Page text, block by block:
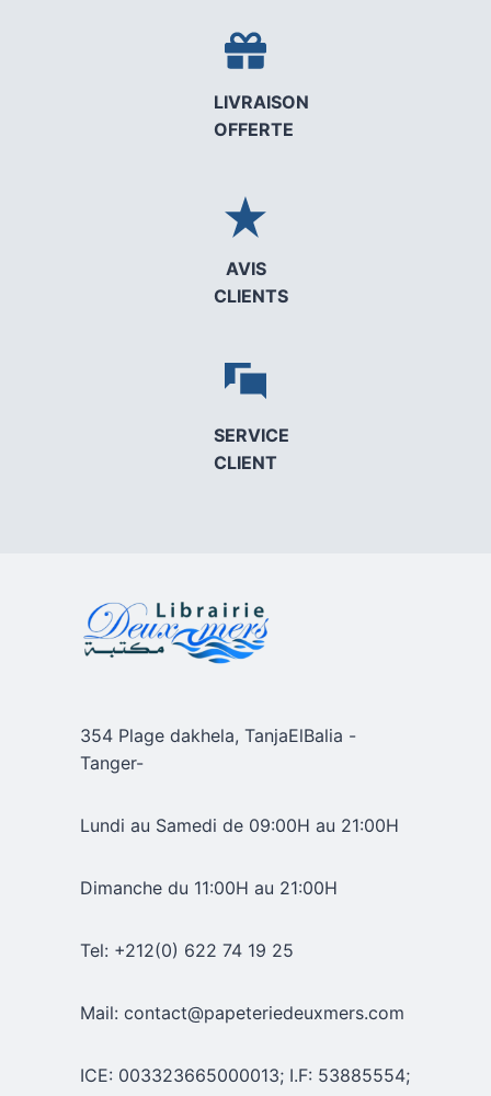
LIVRAISON
OFFERTE
AVIS
CLIENTS
SERVICE
CLIENT
354 Plage dakhela, TanjaElBalia -
Tanger-
Lundi au Samedi de 09:00H au 21:00H
Dimanche du 11:00H au 21:00H
Tel: +212(0) 622 74 19 25
Mail: contact@papeteriedeuxmers.com
ICE: 003323665000013; I.F: 53885554;